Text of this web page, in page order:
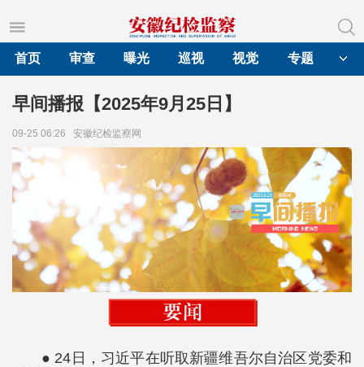
首页
审查 曝光 巡视 视觉 专题
早间播报【2025年9月25日】
09-25 06:26 安徽纪检监察网
● 24日，习近平在听取新疆维吾尔自治区党委和